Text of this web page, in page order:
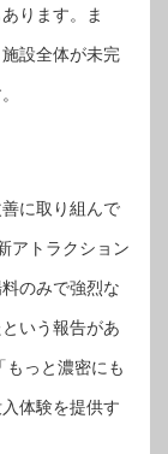
ります。ま
設全体が未完
に取り組んで
アトラクション
のみで強烈な
いう報告があ
もっと濃密にも
体験を提供す